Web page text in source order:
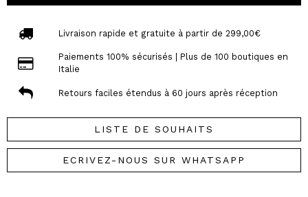
Livraison rapide et gratuite à partir de 299,00€
Paiements 100% sécurisés | Plus de 100 boutiques en
Italie
Retours faciles étendus à 60 jours après réception
LISTE DE SOUHAITS
ECRIVEZ-NOUS SUR WHATSAPP